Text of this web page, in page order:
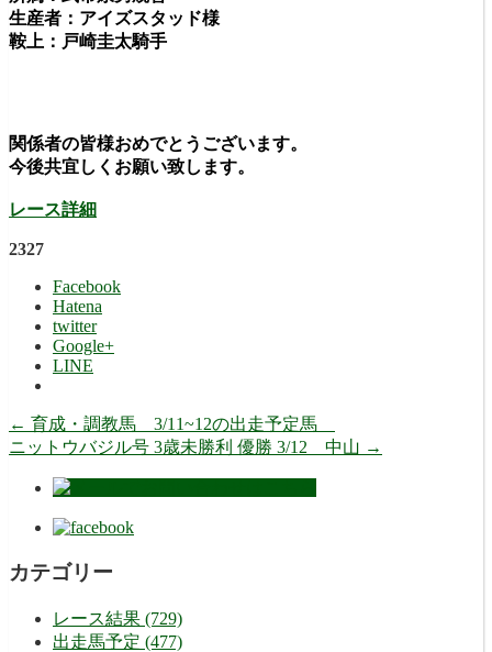
生産者：アイズスタッド様
鞍上：戸崎圭太騎手
関係者の皆様おめでとうございます。
今後共宜しくお願い致します。
レース詳細
2327
Facebook
Hatena
twitter
Google+
LINE
← 育成・調教馬 3/11~12の出走予定馬
ニットウバジル号 3歳未勝利 優勝 3/12 中山 →
カテゴリー
レース結果 (729)
出走馬予定 (477)